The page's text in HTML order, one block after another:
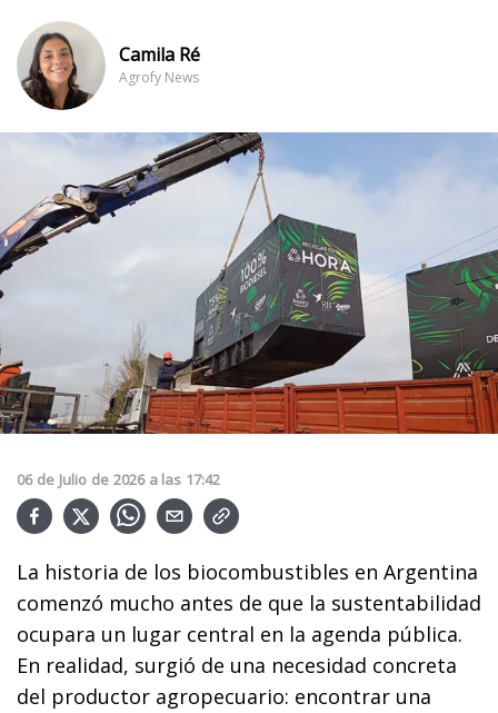
Camila Ré
Agrofy News
06 de Julio de 2026 a las 17:42
La historia de los biocombustibles en Argentina
comenzó mucho antes de que la sustentabilidad
ocupara un lugar central en la agenda pública.
En realidad, surgió de una necesidad concreta
del productor agropecuario: encontrar una